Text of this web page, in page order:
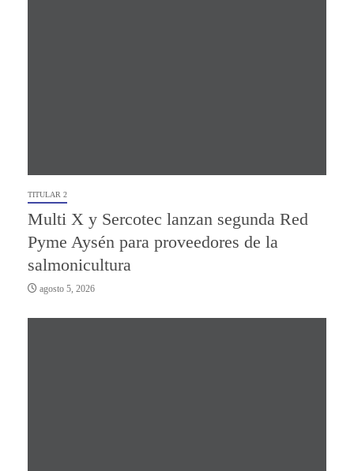
TITULAR 2
Multi X y Sercotec lanzan segunda Red
Pyme Aysén para proveedores de la
salmonicultura
agosto 5, 2026